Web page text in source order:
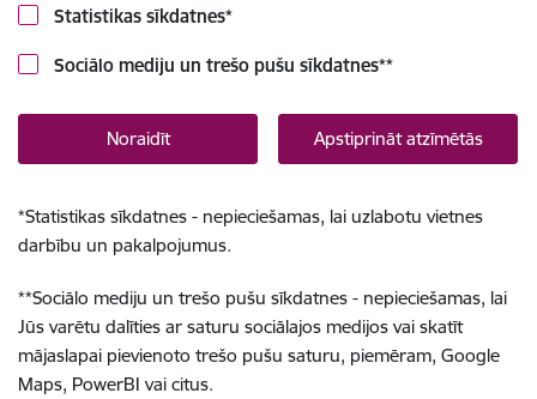
Statistikas sīkdatnes*
Sociālo mediju un trešo pušu sīkdatnes**
Noraidīt Apstiprināt atzīmētās
*Statistikas sīkdatnes - nepieciešamas, lai uzlabotu vietnes
darbību un pakalpojumus.
**Sociālo mediju un trešo pušu sīkdatnes - nepieciešamas, lai
Jūs varētu dalīties ar saturu sociālajos medijos vai skatīt
mājaslapai pievienoto trešo pušu saturu, piemēram, Google
Maps, PowerBI vai citus.